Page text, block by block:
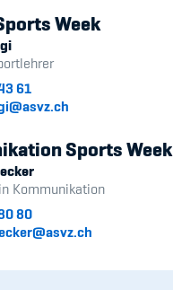
Week
61
Sports Week
Kommunikation
80